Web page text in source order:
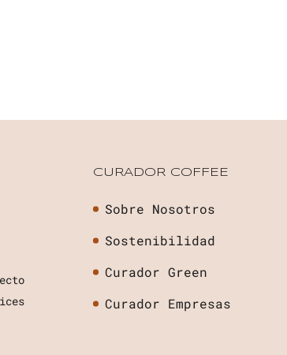
CURADOR COFFEE
Sobre Nosotros
Sostenibilidad
Curador Green
Curador Empresas